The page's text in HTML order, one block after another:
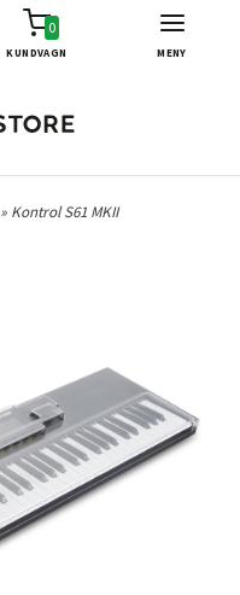
0
KUNDVAGN MENY
» Kontrol S61 MKII